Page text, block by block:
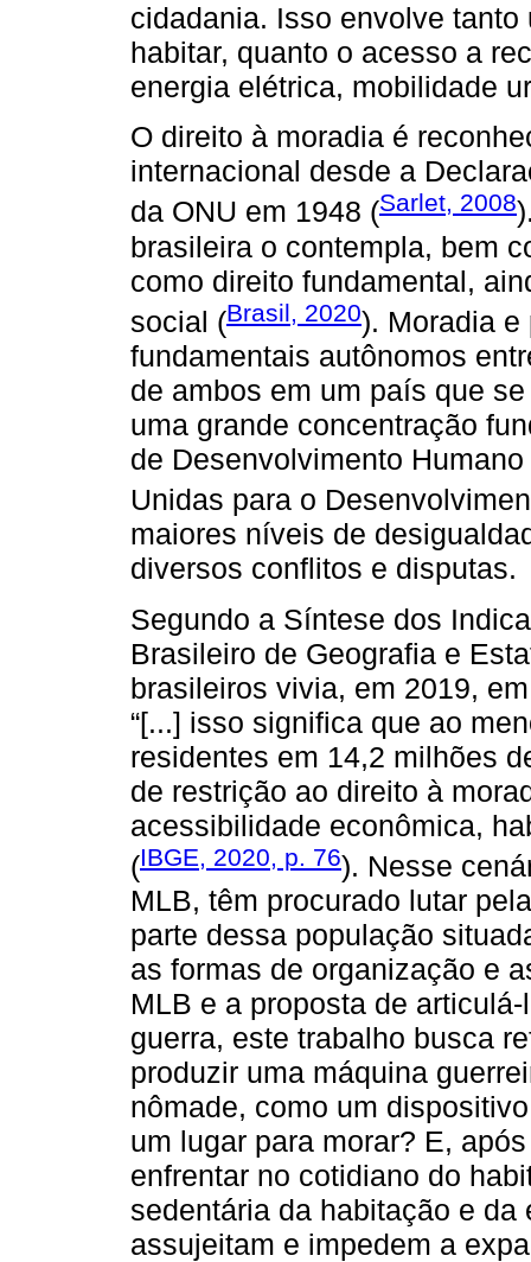
cidadania. Isso envolve
habitar, quanto o acesso a
energia elétrica, mobilidade
O direito à moradia é
internacional desde a
da ONU em 1948 (Sarlet, 2008
brasileira o contempla, bem
como direito fundamental,
social (Brasil, 2020). Moradia e
fundamentais autônomos
de ambos em um país que
uma grande concentração
de Desenvolvimento
Unidas para o
maiores níveis de
diversos conflitos e disputas.
Segundo a Síntese dos
Brasileiro de Geografia e
brasileiros vivia, em 2019,
“[...] isso significa que ao
residentes em 14,2 milhões
de restrição ao direito à
acessibilidade econômica,
(IBGE, 2020, p. 76). Nesse
MLB, têm procurado lutar
parte dessa população
as formas de organização e
MLB e a proposta de
guerra, este trabalho busca
produzir uma máquina
nômade, como um
um lugar para morar? E,
enfrentar no cotidiano do
sedentária da habitação e
assujeitam e impedem a